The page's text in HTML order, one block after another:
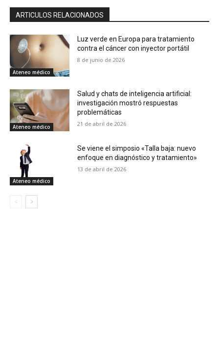
ARTICULOS RELACIONADOS
Ateneo médico
Luz verde en Europa para tratamiento
contra el cáncer con inyector portátil
8 de junio de 2026
Ateneo médico
Salud y chats de inteligencia artificial:
investigación mostró respuestas
problemáticas
21 de abril de 2026
Ateneo médico
Se viene el simposio «Talla baja: nuevo
enfoque en diagnóstico y tratamiento»
13 de abril de 2026